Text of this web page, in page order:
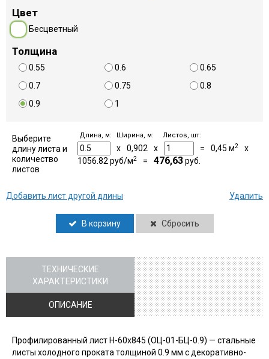
Цвет
Бесцветный
Толщина
0.55 0.6
0.65
0.7
0.75
0.8
0.9
1
Выберите
длину листа и
количество
листов
Длина, м:
x 0,902
Ширина, м:
x
Листов, шт:
= 0,45 м2
x
1056.82 руб/м2 = 476,63руб.
Добавить лист другой длины Удалить
В корзину Сбросить
ТЕХНИЧЕСКИЕ
ХАРАКТЕРИСТИКИ
ОПИСАНИЕ
Профилированный лист Н-60х845 (ОЦ-01-БЦ-0.9) — стальные
листы холодного проката толщиной 0.9 мм с декоративно-